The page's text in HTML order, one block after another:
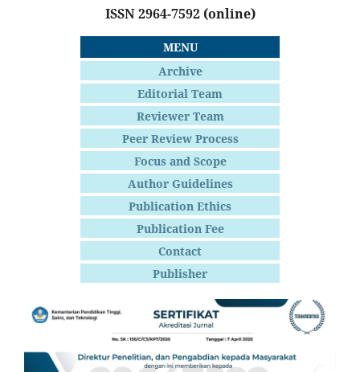
ISSN 2964-7592(online)
MENU
Archive
Editorial Team
Reviewer Team
Peer Review Process
Focus and Scope
Author Guidelines
Publication Ethics
Publication Fee
Contact
Publisher